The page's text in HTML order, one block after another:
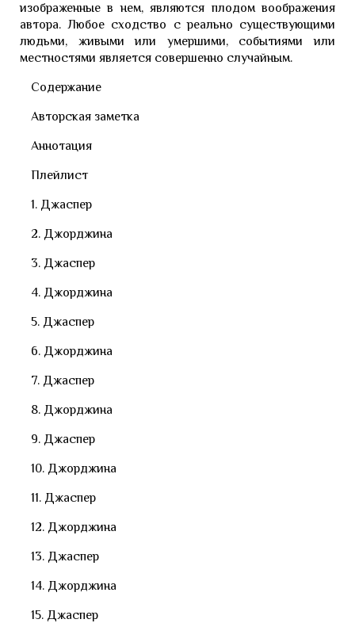
изображенные в нем, являются плодом воображения
автора. Любое сходство с реально существующими
людьми, живыми или умершими, событиями или
местностями является совершенно случайным.
Содержание
Авторская заметка
Аннотация
Плейлист
1. Джаспер
2. Джорджина
3. Джаспер
4. Джорджина
5. Джаспер
6. Джорджина
7. Джаспер
8. Джорджина
9. Джаспер
10. Джорджина
11. Джаспер
12. Джорджина
13. Джаспер
14. Джорджина
15. Джаспер